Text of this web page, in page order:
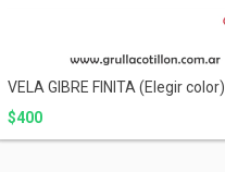
VELA GIBRE FINITA (Elegir color)
$400